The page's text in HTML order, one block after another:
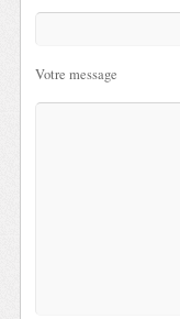
Votre message